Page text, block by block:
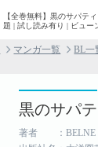
【全巻無料】黒のサパテ
題 | 試し読み有り | ビュー
マンガ一覧 BL一
黒のサパ
著者 ：BELNE